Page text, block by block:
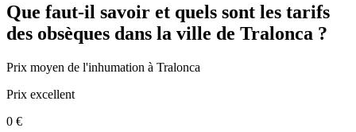
Que faut-il savoir et quels sont les tarifs
des obsèques dans la ville de Tralonca ?
Prix moyen de l'inhumation à Tralonca
Prix excellent
0 €